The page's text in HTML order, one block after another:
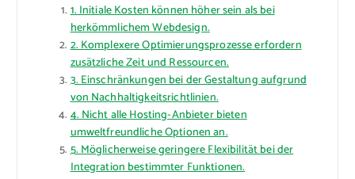
1. Initiale Kosten können höher sein als bei
herkömmlichem Webdesign.
2. Komplexere Optimierungsprozesse erfordern
zusätzliche Zeit und Ressourcen.
3. Einschränkungen bei der Gestaltung aufgrund
von Nachhaltigkeitsrichtlinien.
4. Nicht alle Hosting-Anbieter bieten
umweltfreundliche Optionen an.
5. Möglicherweise geringere Flexibilität bei der
Integration bestimmter Funktionen.